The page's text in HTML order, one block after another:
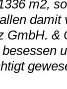
m2,
GmbH. &